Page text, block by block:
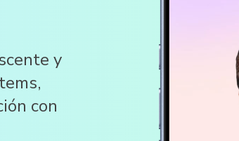
y
con